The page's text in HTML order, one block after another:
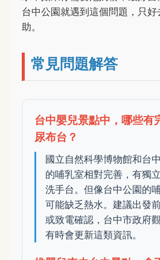
台中公園就遇到這個問題，只
助。
常見問題解答
台中嬰兒景點中，哪些有
尿布台？
國立自然科學博物館和台
的哺乳室相對完善，有獨
洗手台。但像台中公園的
可能缺乏熱水。建議出發
或致電確認，台中市政府
有時會更新這類資訊。